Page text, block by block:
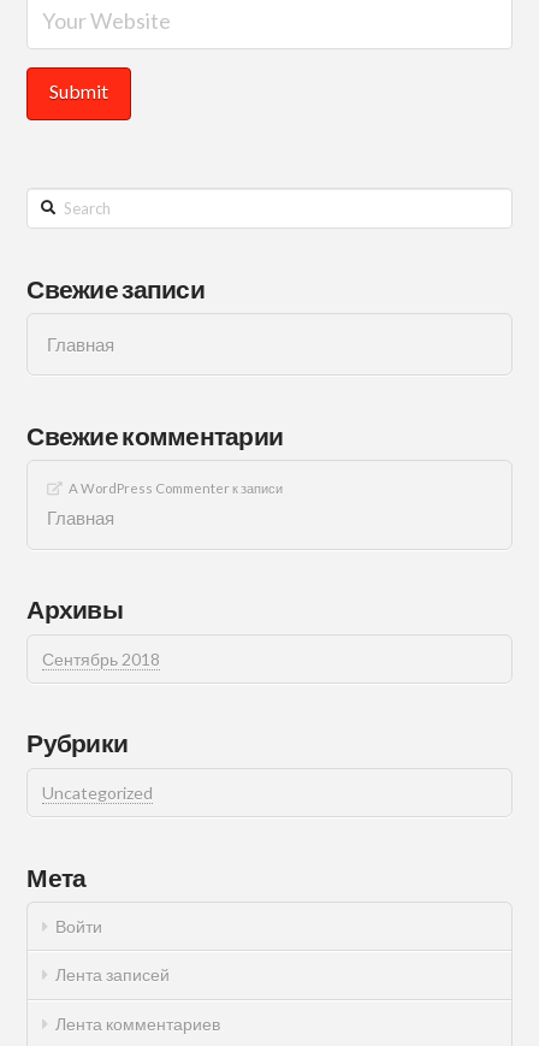
Search
Свежие записи
Главная
Свежие комментарии
A WordPress Commenterк записи
Главная
Архивы
Сентябрь 2018
Рубрики
Uncategorized
Мета
Войти
Лента записей
Лента комментариев